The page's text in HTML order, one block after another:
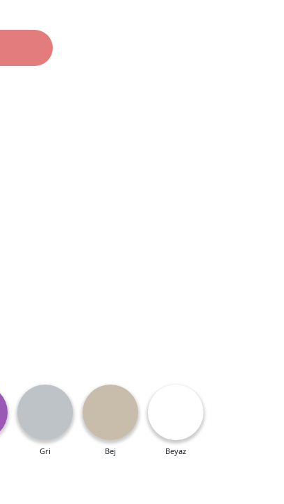
Gri Bej Beyaz